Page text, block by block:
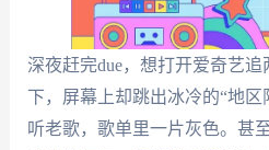
深夜赶完due，想打开爱奇艺
下，屏幕上却跳出冰冷的“地
听老歌，歌单里一片灰色。甚